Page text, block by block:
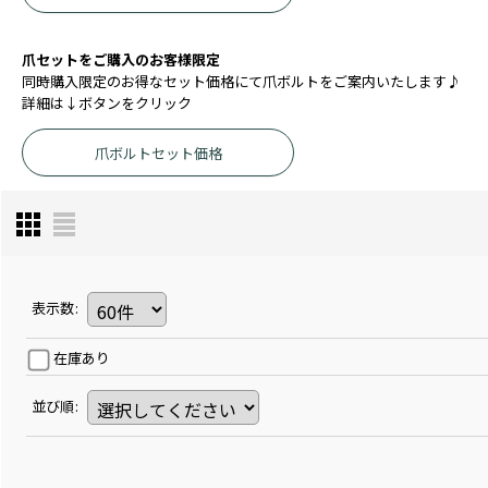
爪セットをご購入のお客様限定
同時購入限定のお得なセット価格にて爪ボルトをご案内いたします♪
詳細は↓ボタンをクリック
爪ボルトセット価格
表示数:
在庫あり
並び順: